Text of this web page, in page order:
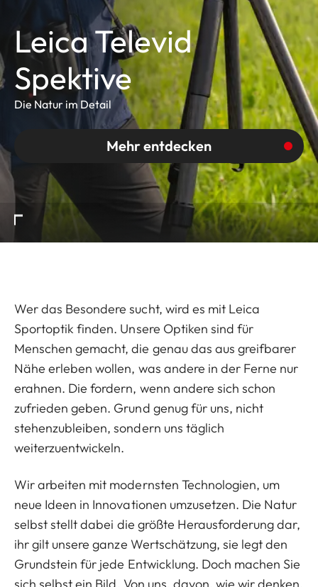
Leica Televid
Spektive
Die Natur im Detail
Mehr entdecken
Wer das Besondere sucht, wird es mit Leica
Sportoptik finden. Unsere Optiken sind für
Menschen gemacht, die genau das aus greifbarer
Nähe erleben wollen, was andere in der Ferne nur
erahnen. Die fordern, wenn andere sich schon
zufrieden geben. Grund genug für uns, nicht
stehenzubleiben, sondern uns täglich
weiterzuentwickeln.
Wir arbeiten mit modernsten Technologien, um
neue Ideen in Innovationen umzusetzen. Die Natur
selbst stellt dabei die größte Herausforderung dar,
ihr gilt unsere ganze Wertschätzung, sie legt den
Grundstein für jede Entwicklung. Doch machen Sie